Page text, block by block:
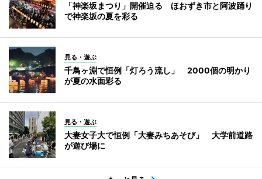
「神楽坂まつり」開催迫る ほおずき市と阿波踊り
で神楽坂の夏を彩る
見る・遊ぶ
千鳥ヶ淵で恒例「灯ろう流し」 2000個の明かり
が夏の水面彩る
見る・遊ぶ
大妻女子大で恒例「大妻みちあそび」 大学前道路
が遊び場に